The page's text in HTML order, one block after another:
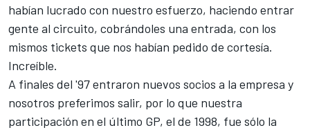
habían lucrado con nuestro esfuerzo, haciendo entrar
gente al circuito, cobrándoles una entrada, con los
mismos tickets que nos habían pedido de cortesía.
Increíble.
A finales del '97 entraron nuevos socios a la empresa y
nosotros preferimos salir, por lo que nuestra
participación en el último GP, el de 1998, fue sólo la